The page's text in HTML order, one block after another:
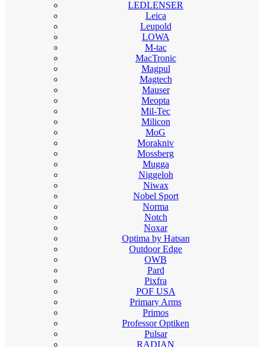
LEDLENSER
Leica
Leupold
LOWA
M-tac
MacTronic
Magpul
Magtech
Mauser
Meopta
Mil-Tec
Milicon
MoG
Morakniv
Mossberg
Mugga
Niggeloh
Niwax
Nobel Sport
Norma
Notch
Noxar
Optima by Hatsan
Outdoor Edge
OWB
Pard
Pixfra
POF USA
Primary Arms
Primos
Professor Optiken
Pulsar
RADIAN